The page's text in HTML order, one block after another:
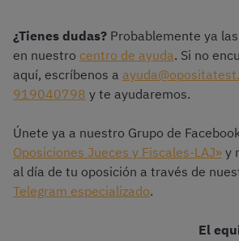
¿Tienes dudas? Probablemente ya
en nuestro centro de ayuda. Si no
aquí, escríbenos a
919040798 y te ayudaremos.
Únete ya a nuestro Grupo de
Oposiciones Jueces y Fiscales-LAJ» y
al día de tu oposición a través de
Telegram especializado.
El